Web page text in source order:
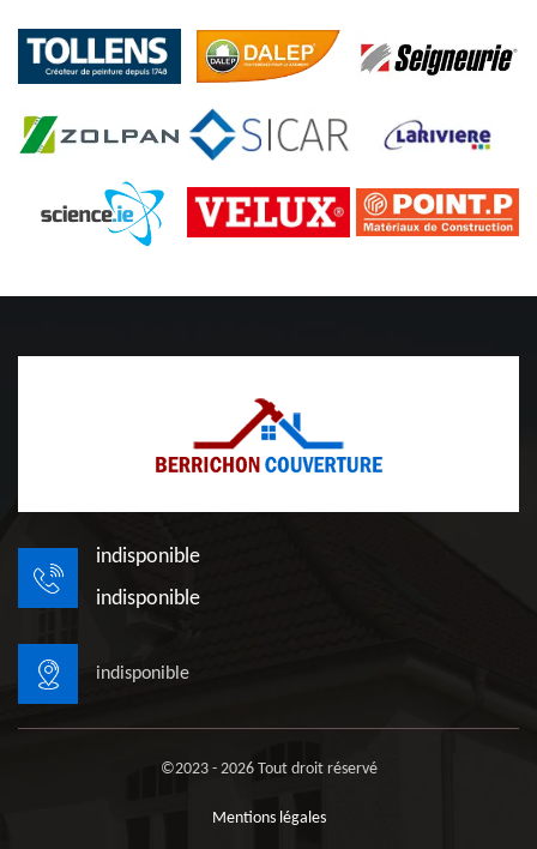
indisponible
indisponible
indisponible
©2023 - 2026 Tout droit réservé
Mentions légales